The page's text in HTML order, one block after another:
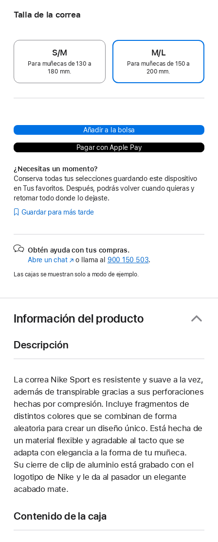
Talla de la correa
S/M
Para muñecas de 130 a
180 mm.
M/L
Para muñecas de 150 a
200 mm.
Añadir a la bolsa
Pagar con Apple Pay
¿Necesitas un momento?
Conserva todas tus selecciones guardando este dispositivo
en Tus favoritos. Después, podrás volver cuando quieras y
retomar todo donde lo dejaste.
Guardar para más tarde
Obtén ayuda con tus compras.
Abre un chat(Se
abre
ventana
o llama al 900 150 503.
Las cajas se muestran solo a modo de ejemplo.
Información del producto
Descripción
La correa Nike Sport es resistente y suave a la vez,
además de transpirable gracias a sus perforaciones
hechas por compresión. Incluye fragmentos de
distintos colores que se combinan de forma
aleatoria para crear un diseño único. Está hecha de
un material flexible y agradable al tacto que se
adapta con elegancia a la forma de tu muñeca.
Su cierre de clip de aluminio está grabado con el
logotipo de Nike y le da al pasador un elegante
acabado mate.
Contenido de la caja